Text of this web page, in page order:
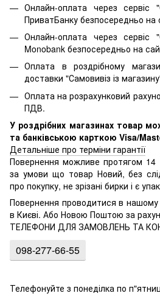
Онлайн-оплата через сервіс
ПриватБанку безпосередньо на
Онлайн-оплата через сервіс
Monobank безпосередньо на
Оплата в роздрібному
доставки "Самовивіз із
Оплата на розрахунковий
ПДВ.
У роздрібних магазинах товар
та банківською карткою Visa/
Детальніше про терміни гарантії
Повернення можливе протягом 14
за умови що товар Новий, без
про покупку, не зрізані бирки і є
Повернення проводитися в нашому
в Києві. Або Новою Поштою за
ТЕЛЕФОНИ ДЛЯ ЗАМОВЛЕНЬ ТА
098-277-66-55
Телефонуйте з понеділка по